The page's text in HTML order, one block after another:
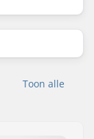
Toon alle